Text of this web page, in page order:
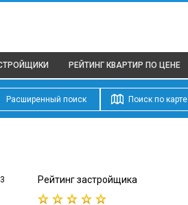
РЕЙТИНГ КВАРТИР ПО ЦЕНЕ
Расширенный поиск Поиск по карте
Рейтинг застройщика